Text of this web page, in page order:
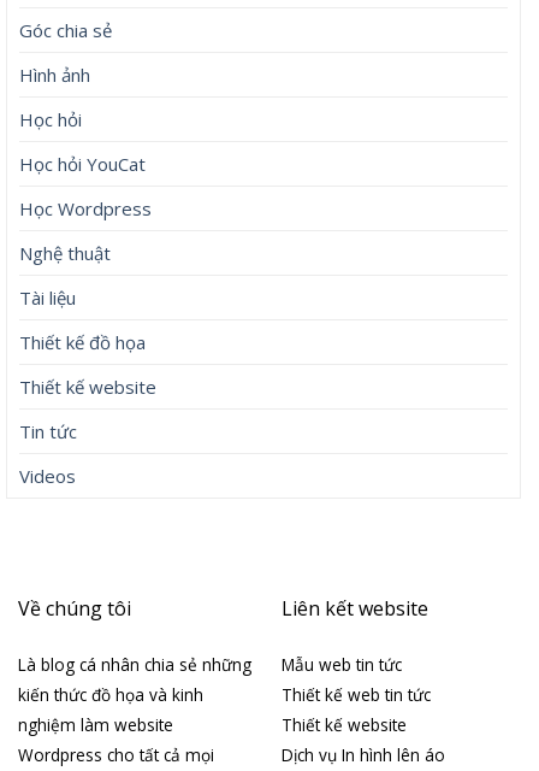
Góc chia sẻ
Hình ảnh
Học hỏi
Học hỏi YouCat
Học Wordpress
Nghệ thuật
Tài liệu
Thiết kế đồ họa
Thiết kế website
Tin tức
Videos
Về chúng tôi
Là blog cá nhân chia sẻ những
kiến thức đồ họa và kinh
nghiệm làm website
Wordpress cho tất cả mọi
Liên kết website
Mẫu web tin tức
Thiết kế web tin tức
Thiết kế website
Dịch vụ In hình lên áo